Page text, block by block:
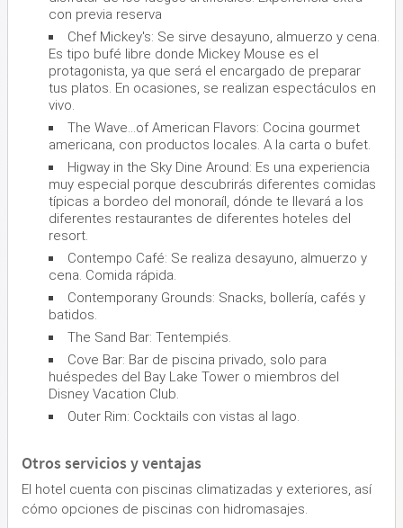
con previa reserva
Chef Mickey's: Se sirve desayuno, almuerzo y cena.
Es tipo bufé libre donde Mickey Mouse es el
protagonista, ya que será el encargado de preparar
tus platos. En ocasiones, se realizan espectáculos en
vivo.
The Wave...of American Flavors: Cocina gourmet
americana, con productos locales. A la carta o bufet.
Higway in the Sky Dine Around: Es una experiencia
muy especial porque descubrirás diferentes comidas
típicas a bordeo del monoraíl, dónde te llevará a los
diferentes restaurantes de diferentes hoteles del
resort.
Contempo Café: Se realiza desayuno, almuerzo y
cena. Comida rápida.
Contemporany Grounds: Snacks, bollería, cafés y
batidos.
The Sand Bar: Tentempiés.
Cove Bar: Bar de piscina privado, solo para
huéspedes del Bay Lake Tower o miembros del
Disney Vacation Club.
Outer Rim: Cocktails con vistas al lago.
Otros servicios y ventajas
El hotel cuenta con piscinas climatizadas y exteriores, así
cómo opciones de piscinas con hidromasajes.